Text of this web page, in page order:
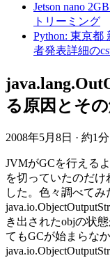
Jetson nano
トリーミング
Python: 東京都
者発表詳細の
る原因とそ
2008年5月8日 · 約1分
JVMがGCを行える
を切っていたのだけ
した。色々調べてみ
き出されたobjの状
てもGCが始まらな